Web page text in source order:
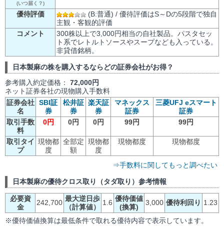
(いつ届く？)
優待評価
(B:普通) / 優待評価はS～Dの5段階で独自
主観・客観的評価
コメント
300株以上で3,000円相当の自社製品。パスタセッ
ト系でレトルトソースやスープなども入っている。
非貸借銘柄。
日本製麻の株を購入するならどの証券会社がお得？
参考購入約定価格： 72,000円
ネット証券各社の現物購入手数料
証券会社
名
SBI証
券
松井証
券
楽天証
券
マネックス
証券
三菱UFJ eスマート
証券
取引手数
料
0円 0円 0円 99円 99円
取引タイ
プ
現物都
度
全部定
額
現物都
度
現物都度 現物都度
⇒手数料に関してもっと調べたい
日本製麻の優待クロス取り（タダ取り）参考情報
必要資
金
242,700 最大逆日歩
（計算値）
1.6 優待価値
(換算)
3,000 優待利回り 1.23
※優待価値換算は最低条件で取れる優待内容で表示しています。